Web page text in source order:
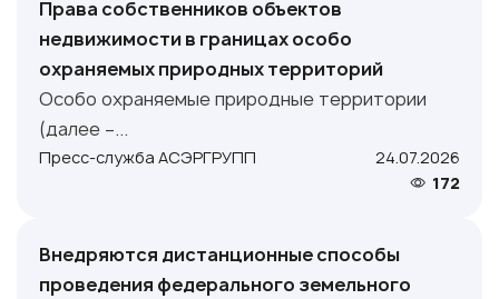
Права собственников объектов
недвижимости в границах особо
охраняемых природных территорий
Особо охраняемые природные территории
(далее –...
Пресс-служба АСЭРГРУПП
24.07.2026
172
Внедряются дистанционные способы
проведения федерального земельного